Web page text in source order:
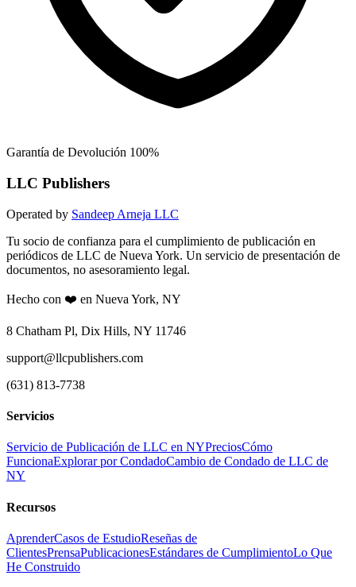
Garantía de Devolución 100%
LLC Publishers
Operated by Sandeep Arneja LLC
Tu socio de confianza para el cumplimiento de publicación en
periódicos de LLC de Nueva York. Un servicio de presentación de
documentos, no asesoramiento legal.
Hecho con ❤️ en Nueva York, NY
8 Chatham Pl, Dix Hills, NY 11746
support@llcpublishers.com
(631) 813-7738
Servicios
Servicio de Publicación de LLC en NYPreciosCómo
FuncionaExplorar por CondadoCambio de Condado de LLC de
NY
Recursos
AprenderCasos de EstudioReseñas de
ClientesPrensaPublicacionesEstándares de CumplimientoLo Que
He Construido